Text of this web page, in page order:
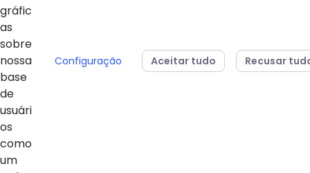
04/08/2026
dois vice-campeonatos
mundiais no MOS
Básica do Sesi
para
gráfic
as
sobre
nossa
base
de
usuári
os
como
um
Configuração Aceitar tudo Recusar